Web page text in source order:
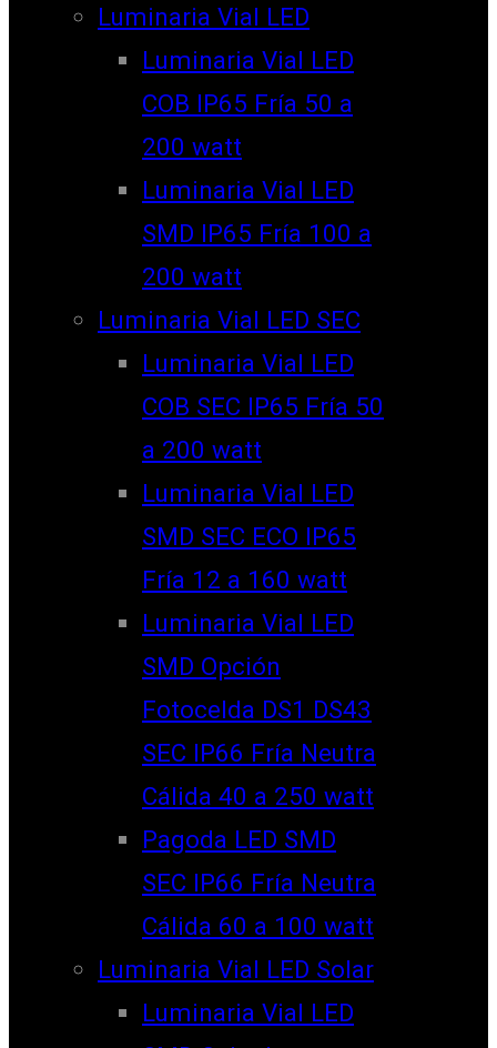
Luminaria Vial LED
Luminaria Vial LED
COB IP65 Fría 50 a
200 watt
Luminaria Vial LED
SMD IP65 Fría 100 a
200 watt
Luminaria Vial LED SEC
Luminaria Vial LED
COB SEC IP65 Fría 50
a 200 watt
Luminaria Vial LED
SMD SEC ECO IP65
Fría 12 a 160 watt
Luminaria Vial LED
SMD Opción
Fotocelda DS1 DS43
SEC IP66 Fría Neutra
Cálida 40 a 250 watt
Pagoda LED SMD
SEC IP66 Fría Neutra
Cálida 60 a 100 watt
Luminaria Vial LED Solar
Luminaria Vial LED